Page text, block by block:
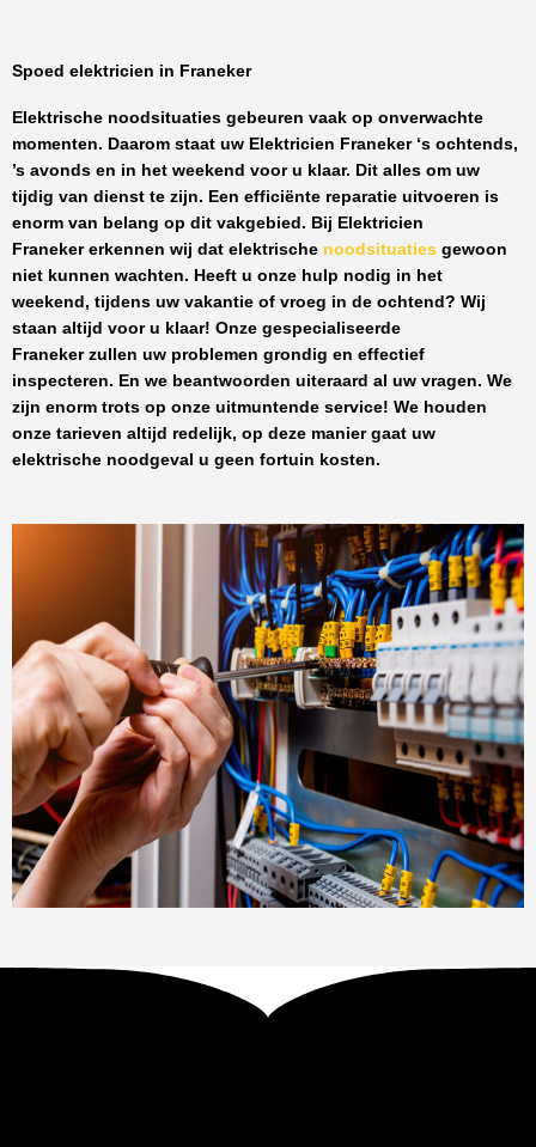
Spoed elektricien in Franeker
Elektrische noodsituaties gebeuren vaak op onverwachte
momenten. Daarom staat uw Elektricien Franeker‘s ochtends,
’s avonds en in het weekend voor u klaar. Dit alles om uw
tijdig van dienst te zijn. Een efficiënte reparatie uitvoeren is
enorm van belang op dit vakgebied. Bij Elektricien
Franekererkennen wij dat elektrische noodsituaties gewoon
niet kunnen wachten. Heeft u onze hulp nodig in het
weekend, tijdens uw vakantie of vroeg in de ochtend? Wij
staan altijd voor u klaar! Onze gespecialiseerde
Franekerzullen uw problemen grondig en effectief
inspecteren. En we beantwoorden uiteraard al uw vragen. We
zijn enorm trots op onze uitmuntende service! We houden
onze tarieven altijd redelijk, op deze manier gaat uw
elektrische noodgeval u geen fortuin kosten.